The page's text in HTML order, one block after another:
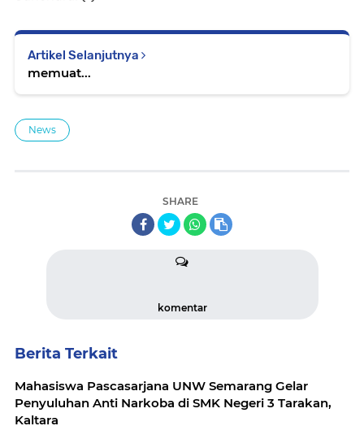
Artikel Selanjutnya
memuat...
News
SHARE
komentar
Berita Terkait
Mahasiswa Pascasarjana UNW Semarang Gelar
Penyuluhan Anti Narkoba di SMK Negeri 3 Tarakan,
Kaltara